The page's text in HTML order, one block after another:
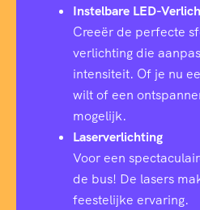
Instelbare LED-
Creeër de perfecte
verlichting die
intensiteit. Of je nu
wilt of een
mogelijk.
Laserverlichting
Voor een
de bus! De lasers
feestelijke ervaring.